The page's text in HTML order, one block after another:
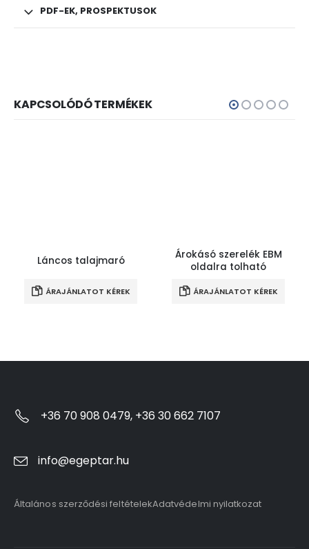
PDF-EK, PROSPEKTUSOK
KAPCSOLÓDÓ TERMÉKEK
Láncos talajmaró
ÁRAJÁNLATOT KÉREK
Árokásó szerelék EBM
oldalra tolható
ÁRAJÁNLATOT KÉREK
+36 70 908 0479, +36 30 662 7107
info@egeptar.hu
Általános szerződési feltételekAdatvédelmi nyilatkozat